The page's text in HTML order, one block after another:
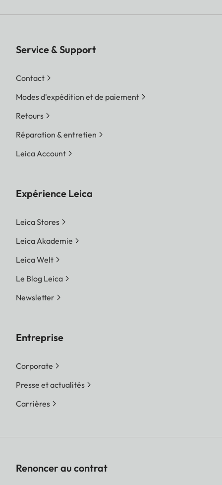
Service & Support
Contact
Modes d'expédition et de paiement
Retours
Réparation & entretien
Leica Account
Expérience Leica
Leica Stores
Leica Akademie
Leica Welt
Le Blog Leica
Newsletter
Entreprise
Corporate
Presse et actualités
Carrières
Renoncer au contrat